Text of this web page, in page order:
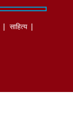
साहित्‍य